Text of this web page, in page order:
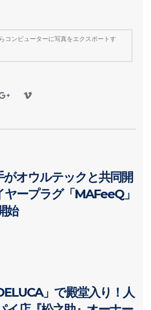
コンピューターに写真をエクスポートす
がオウルテックと共同開
ヤープラグ「MAFeeQ」
始
」で殿堂入り！人